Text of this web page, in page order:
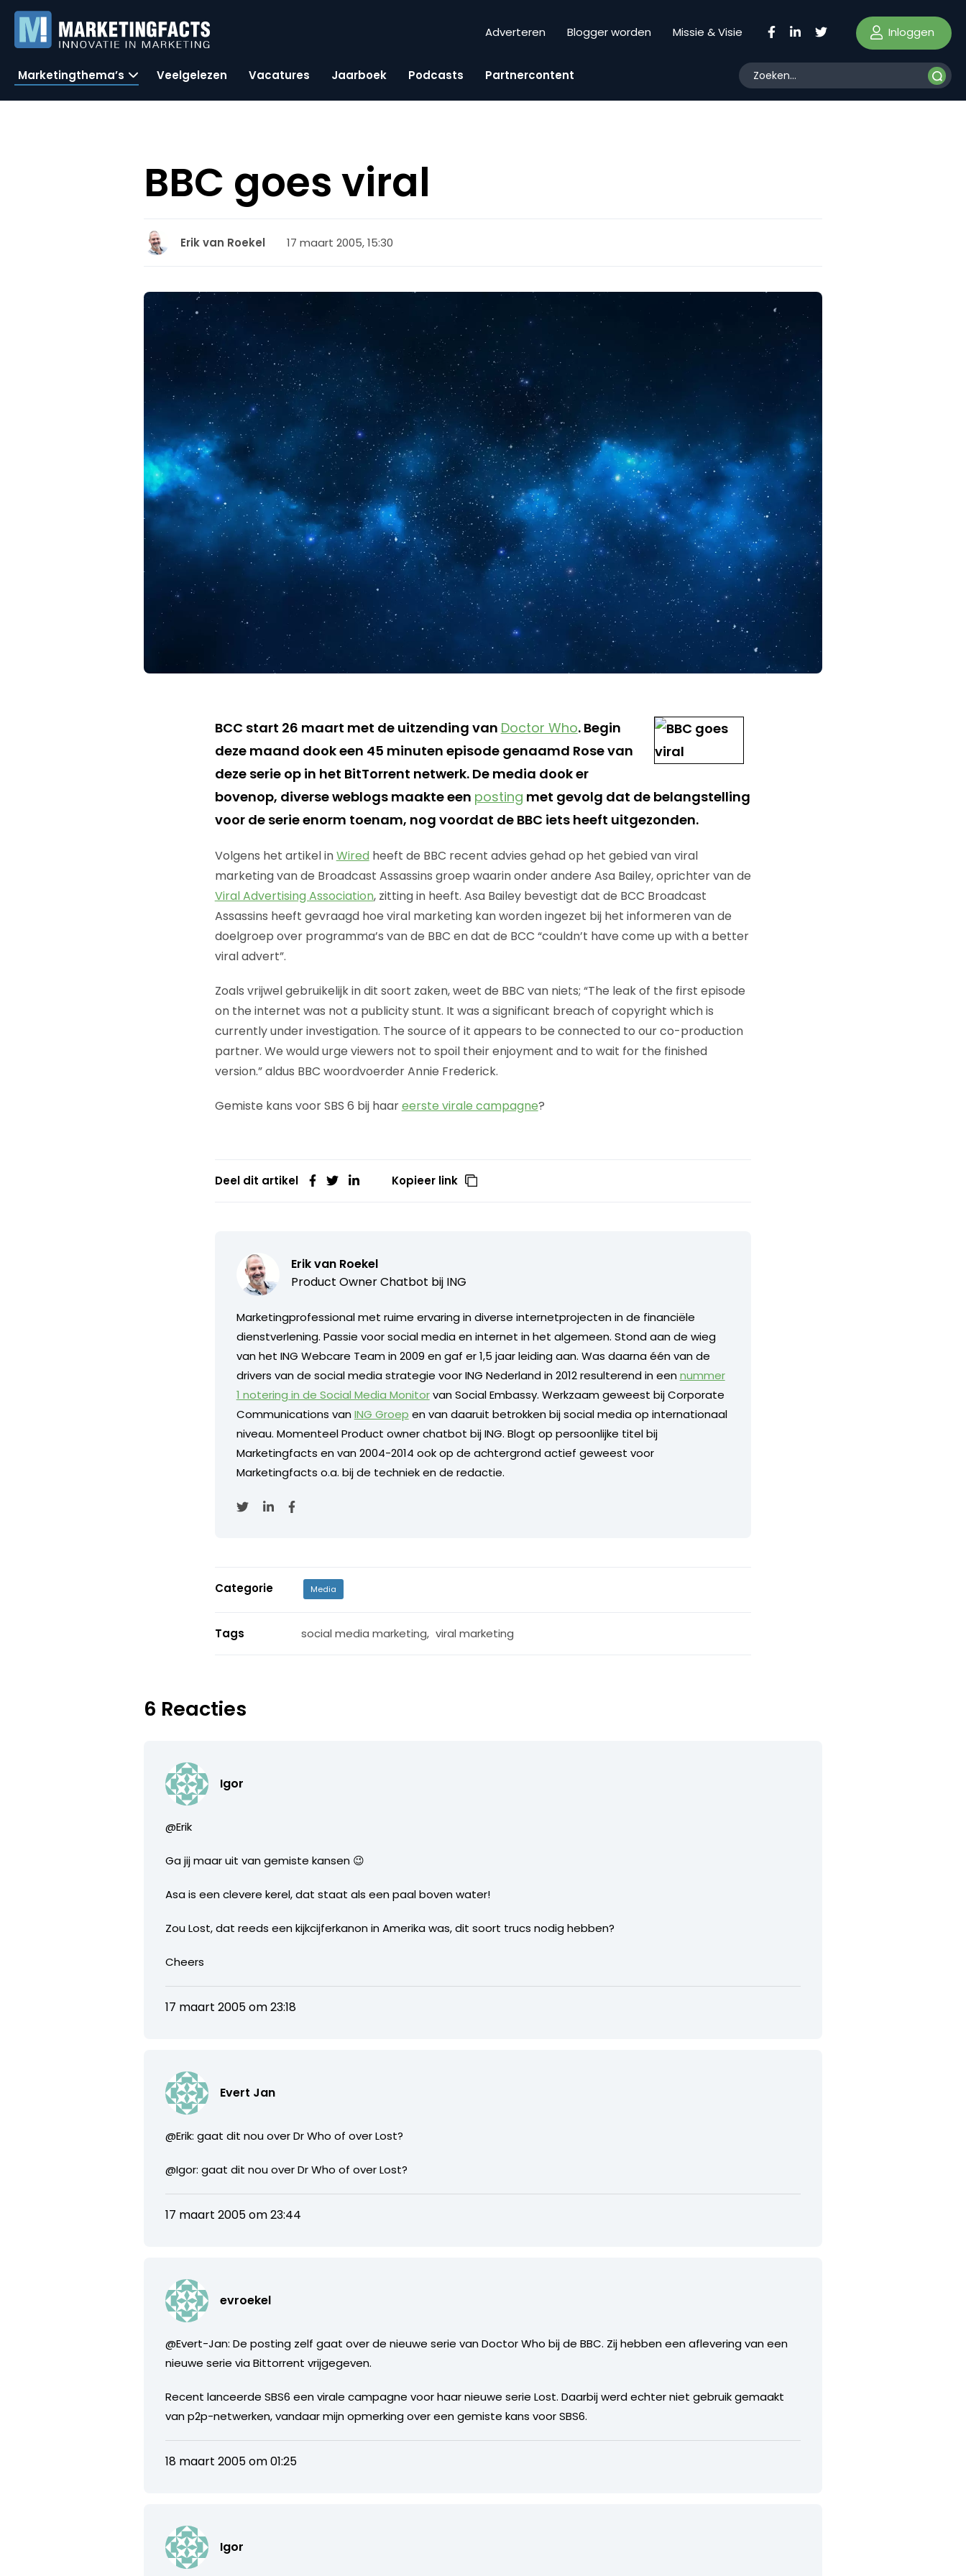
Adverteren Blogger worden Missie & Visie Inloggen
Marketingthema’s Veelgelezen Vacatures Jaarboek Podcasts Partnercontent
BBC goes viral
Erik van Roekel 17 maart 2005, 15:30
BCC start 26 maart met de uitzending van Doctor Who. Begin
deze maand dook een 45 minuten episode genaamd Rose van
deze serie op in het BitTorrent netwerk. De media dook er
bovenop, diverse weblogs maakte een posting met gevolg dat de belangstelling
voor de serie enorm toenam, nog voordat de BBC iets heeft uitgezonden.
Volgens het artikel inWired heeft de BBC recent advies gehad op het gebied van viral
marketing van de Broadcast Assassins groep waarin onder andere Asa Bailey, oprichter van de
Viral Advertising Association, zitting in heeft. Asa Bailey bevestigt dat de BCC Broadcast
Assassins heeft gevraagd hoe viral marketing kan worden ingezet bij het informeren van de
doelgroep over programma’s van de BBC en dat de BCC “couldn’t have come up with a better
viral advert”.
Zoals vrijwel gebruikelijk in dit soort zaken, weet de BBC van niets; “The leak of the first episode
on the internet was not a publicity stunt. It was a significant breach of copyright which is
currently under investigation. The source of it appears to be connected to our co-production
partner. We would urge viewers not to spoil their enjoyment and to wait for the finished
version.” aldus BBC woordvoerder Annie Frederick.
Gemiste kans voor SBS 6 bij haareerste virale campagne?
Deel dit artikel Kopieer link
Erik van Roekel
Product Owner Chatbot bij ING
Marketingprofessional met ruime ervaring in diverse internetprojecten in de financiële
dienstverlening. Passie voor social media en internet in het algemeen. Stond aan de wieg
van het ING Webcare Team in 2009 en gaf er 1,5 jaar leiding aan. Was daarna één van de
drivers van de social media strategie voor ING Nederland in 2012 resulterend in eennummer
1 notering in de Social Media Monitorvan Social Embassy. Werkzaam geweest bij Corporate
Communications vanING Groep en van daaruit betrokken bij social media op internationaal
niveau. Momenteel Product owner chatbot bij ING. Blogt op persoonlijke titel bij
Marketingfacts en van 2004-2014 ook op de achtergrond actief geweest voor
Marketingfacts o.a. bij de techniek en de redactie.
Categorie Media
Tags social media marketing, viral marketing
6 Reacties
Igor
@Erik
Ga jij maar uit van gemiste kansen 😉
Asa is een clevere kerel, dat staat als een paal boven water!
Zou Lost, dat reeds een kijkcijferkanon in Amerika was, dit soort trucs nodig hebben?
Cheers
17 maart 2005 om 23:18
Evert Jan
@Erik: gaat dit nou over Dr Who of over Lost?
@Igor: gaat dit nou over Dr Who of over Lost?
17 maart 2005 om 23:44
evroekel
@Evert-Jan: De posting zelf gaat over de nieuwe serie van Doctor Who bij de BBC. Zij hebben een aflevering van een
nieuwe serie via Bittorrent vrijgegeven.
Recent lanceerde SBS6 een virale campagne voor haar nieuwe serie Lost. Daarbij werd echter niet gebruik gemaakt
van p2p-netwerken, vandaar mijn opmerking over een gemiste kans voor SBS6.
18 maart 2005 om 01:25
Igor